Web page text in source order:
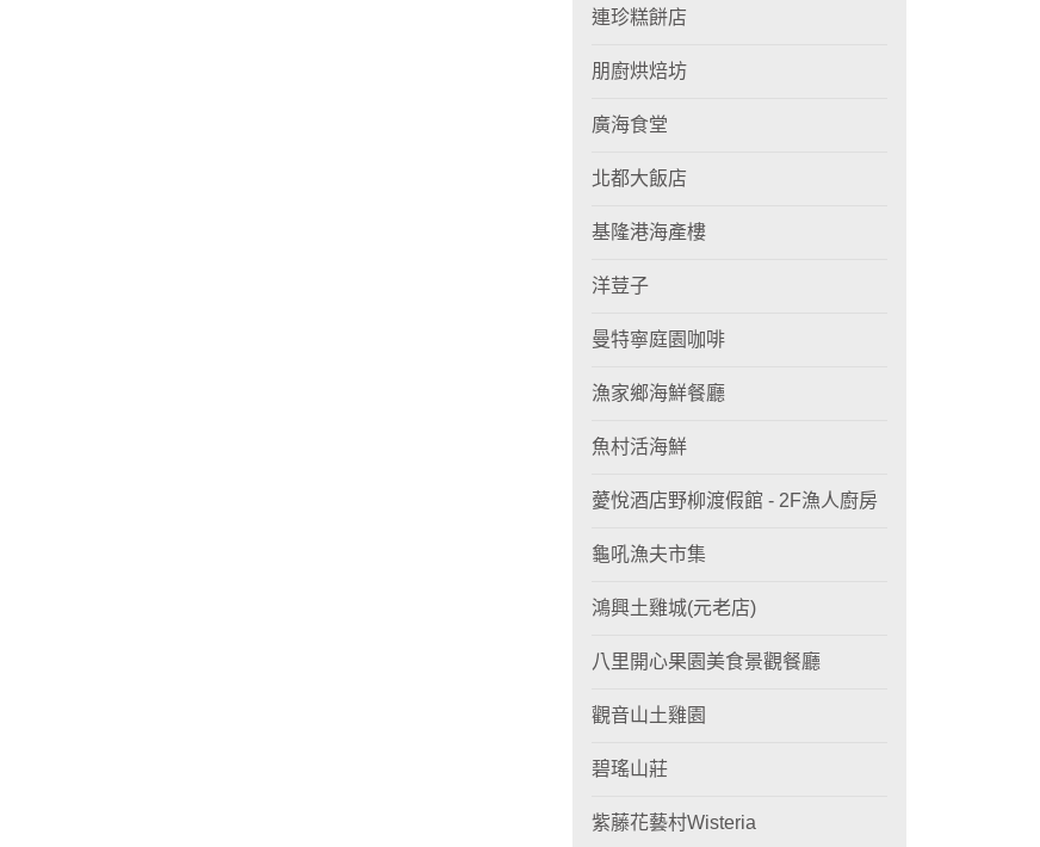
連珍糕餅店
朋廚烘焙坊
廣海食堂
北都大飯店
基隆港海產樓
洋荳子
曼特寧庭園咖啡
漁家鄉海鮮餐廳
魚村活海鮮
薆悅酒店野柳渡假館 - 2F漁人廚房
龜吼漁夫市集
鴻興土雞城(元老店)
八里開心果園美食景觀餐廳
觀音山土雞園
碧瑤山莊
紫藤花藝村Wisteria